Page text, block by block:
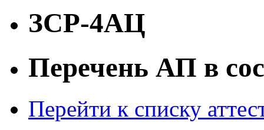
ЗСР-4АЦ
Перечень АП в
Перейти к списку